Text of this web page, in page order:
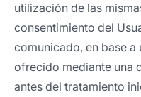
utilización de las
consentimiento del
comunicado, en base a
ofrecido mediante una
antes del tratamiento